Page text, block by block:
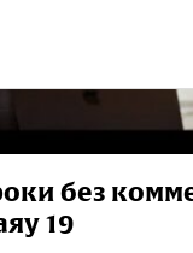
без
19